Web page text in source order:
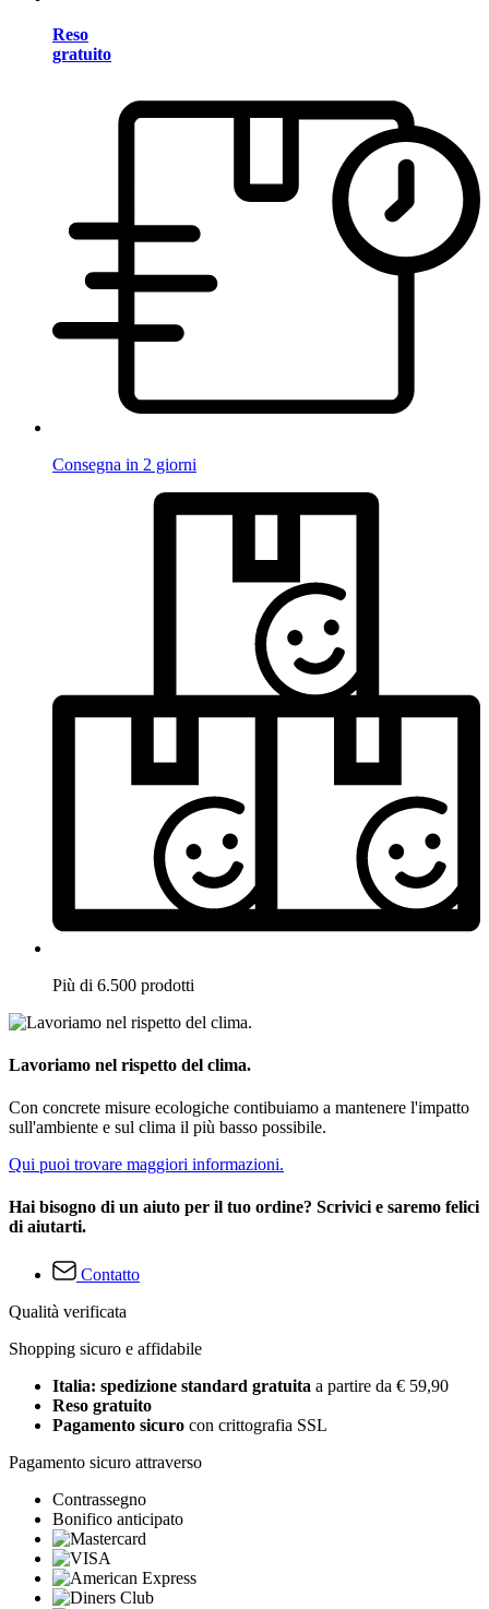
Reso
gratuito
Consegna in 2 giorni
Più di 6.500 prodotti
Lavoriamo nel rispetto del clima.
Con concrete misure ecologiche contibuiamo a mantenere l'impatto
sull'ambiente e sul clima il più basso possibile.
Qui puoi trovare maggiori informazioni.
Hai bisogno di un aiuto per il tuo ordine? Scrivici e saremo felici
di aiutarti.
Contatto
Qualità verificata
Shopping sicuro e affidabile
Italia: spedizione standard gratuita a partire da € 59,90
Reso gratuito
Pagamento sicuro con crittografia SSL
Pagamento sicuro attraverso
Contrassegno
Bonifico anticipato